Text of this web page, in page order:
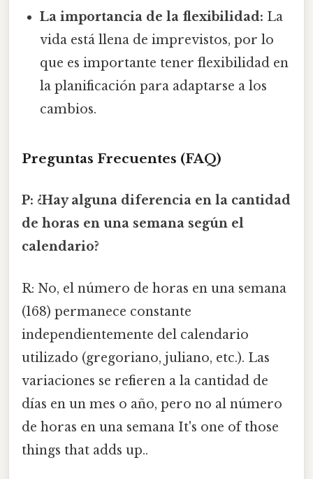
La importancia de la flexibilidad: La
vida está llena de imprevistos, por lo
que es importante tener flexibilidad en
la planificación para adaptarse a los
cambios.
Preguntas Frecuentes (FAQ)
P: ¿Hay alguna diferencia en la cantidad
de horas en una semana según el
calendario?
R: No, el número de horas en una semana
(168) permanece constante
independientemente del calendario
utilizado (gregoriano, juliano, etc.). Las
variaciones se refieren a la cantidad de
días en un mes o año, pero no al número
de horas en una semana It's one of those
things that adds up..